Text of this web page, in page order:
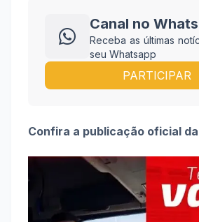
Canal no
Receba as últimas
seu Whatsapp
PARTICIPAR
Confira a publicação oficial